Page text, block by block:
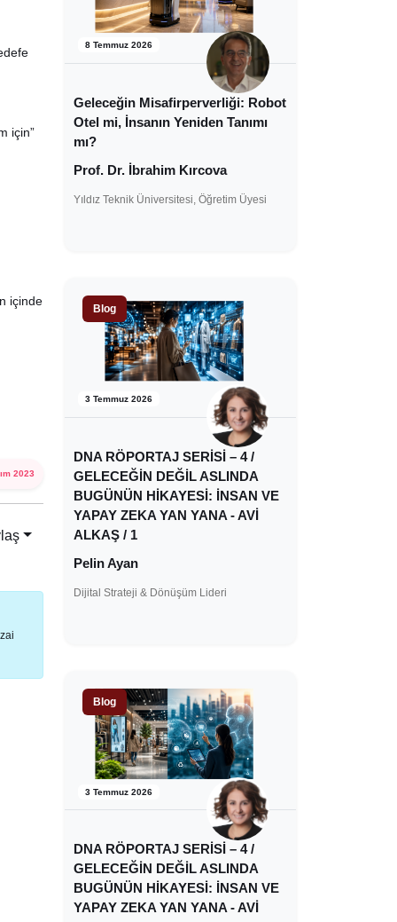
için”
içinde
2023
8 Temmuz 2026
Geleceğin Misafirperverliği: Robot
Otel mi, İnsanın Yeniden Tanımı
mı?
Prof. Dr. İbrahim Kırcova
Yıldız Teknik Üniversitesi, Öğretim Üyesi
Blog
3 Temmuz 2026
DNA RÖPORTAJ SERİSİ – 4 /
GELECEĞİN DEĞİL ASLINDA
BUGÜNÜN HİKAYESİ: İNSAN VE
YAPAY ZEKA YAN YANA - AVİ
ALKAŞ / 1
Pelin Ayan
Dijital Strateji & Dönüşüm Lideri
Blog
3 Temmuz 2026
DNA RÖPORTAJ SERİSİ – 4 /
GELECEĞİN DEĞİL ASLINDA
BUGÜNÜN HİKAYESİ: İNSAN VE
YAPAY ZEKA YAN YANA - AVİ